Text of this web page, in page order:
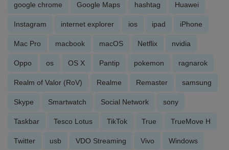
google chrome Google Maps hashtag Huawei
Instagram internet explorer ios ipad iPhone
Mac Pro macbook macOS Netflix nvidia
Oppo os OS X Pantip pokemon ragnarok
Realm of Valor (RoV) Realme Remaster samsung
Skype Smartwatch Social Network sony
Taskbar Tesco Lotus TikTok True TrueMove H
Twitter usb VDO Streaming Vivo Windows